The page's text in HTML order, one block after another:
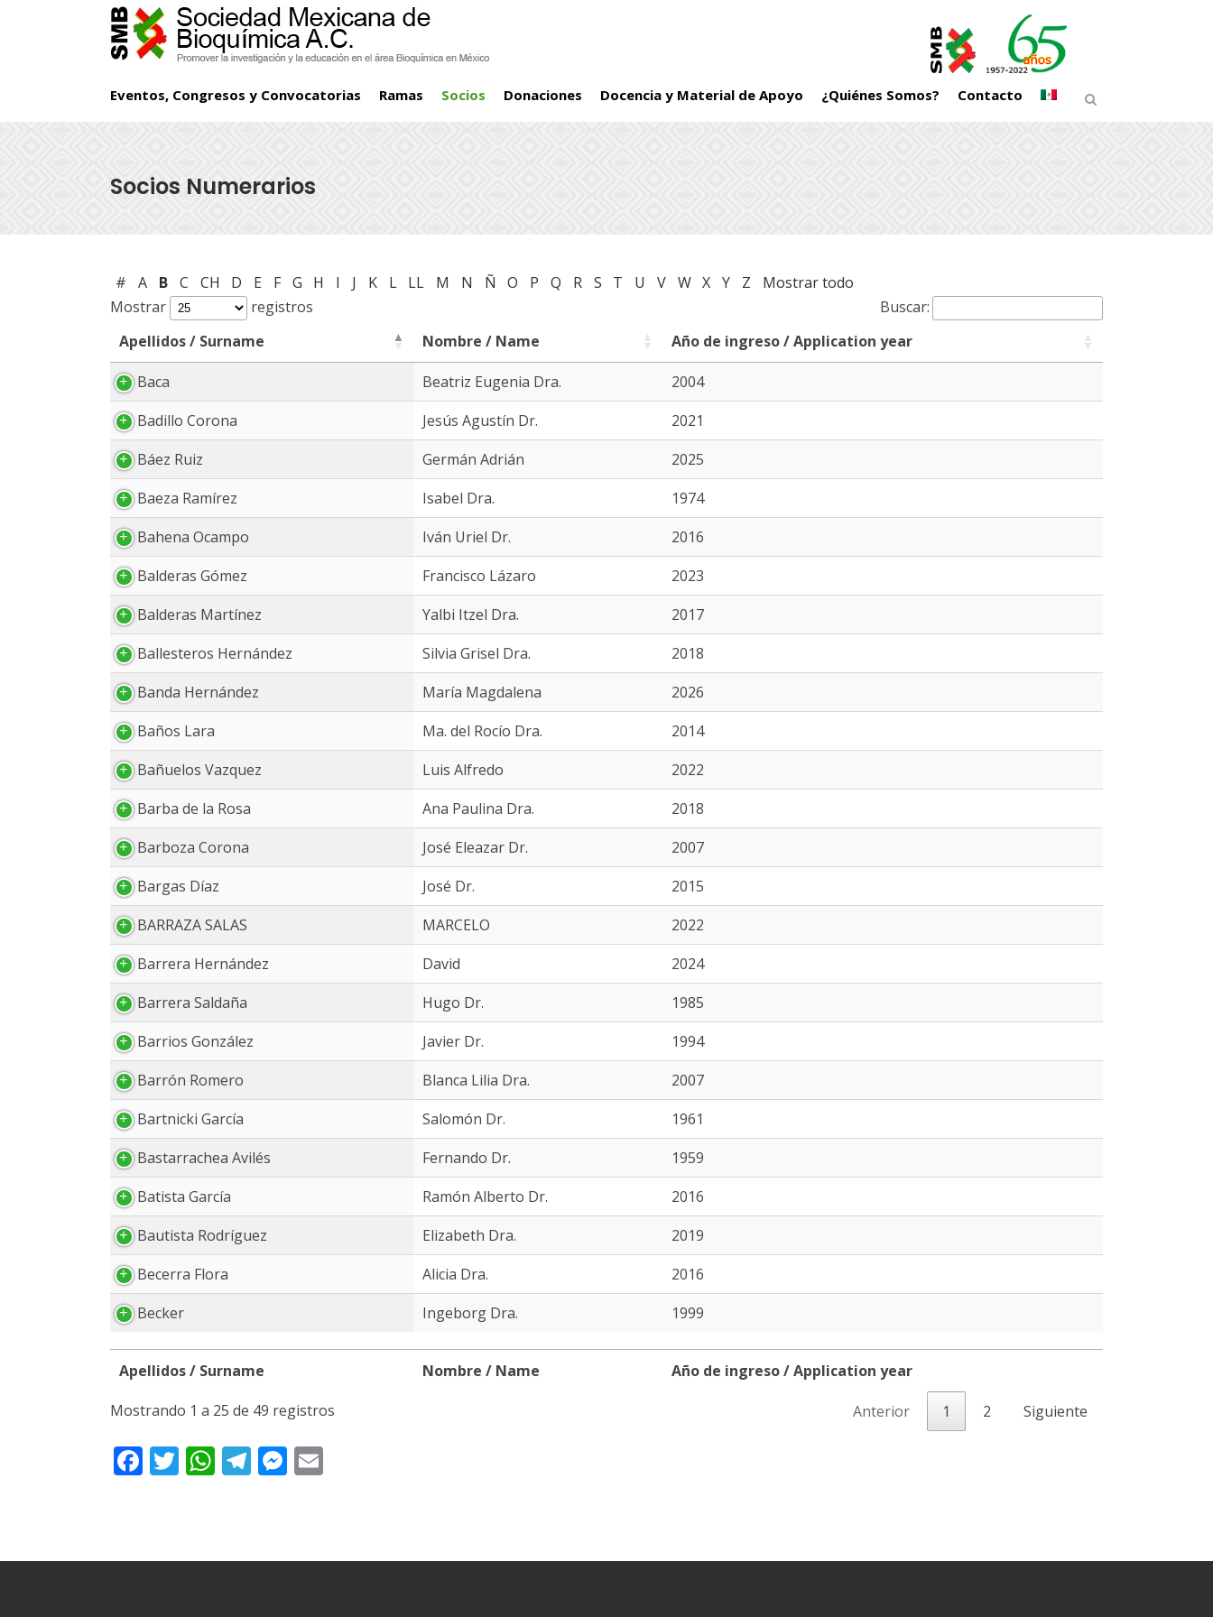
Eventos, Congresos y Convocatorias Ramas Socios Donaciones Docencia y Material de Apoyo ¿Quiénes Somos? Contacto
Socios Numerarios
# A B C CH D E F G H I J K L LL M N Ñ O P Q R S T U V W X Y Z
Mostrar todo
Mostrar
registros
Buscar:
Apellidos / Surname
Nombre / Name
Año de ingreso / Application year
Apellidos / Surname
Nombre / Name Año de ingreso / Application year
Baca Beatriz Eugenia Dra.
2004
Badillo Corona
Jesús Agustín Dr.
2021
Báez Ruiz
Germán Adrián
2025
Baeza Ramírez
Isabel Dra.
1974
Bahena Ocampo
Iván Uriel Dr.
2016
Balderas Gómez
Francisco Lázaro
2023
Balderas Martínez
Yalbi Itzel Dra.
2017
Ballesteros Hernández
Silvia Grisel Dra.
2018
Banda Hernández
María Magdalena
2026
Baños Lara
Ma. del Rocío Dra.
2014
Bañuelos Vazquez
Luis Alfredo
2022
Barba de la Rosa
Ana Paulina Dra.
2018
Barboza Corona
José Eleazar Dr.
2007
Bargas Díaz
José Dr.
2015
BARRAZA SALAS
MARCELO
2022
Barrera Hernández
David
2024
Barrera Saldaña
Hugo Dr.
1985
Barrios González
Javier Dr.
1994
Barrón Romero
Blanca Lilia Dra.
2007
Bartnicki García
Salomón Dr.
1961
Bastarrachea Avilés
Fernando Dr.
1959
Batista García
Ramón Alberto Dr.
2016
Bautista Rodríguez
Elizabeth Dra.
2019
Becerra Flora
Alicia Dra.
2016
Becker
Ingeborg Dra. 1999
Apellidos / Surname Nombre / Name Año de ingreso / Application year
Mostrando 1 a 25 de 49 registros Anterior 1 2 Siguiente
Facebook
Twitter
WhatsApp
Telegram
Messenger